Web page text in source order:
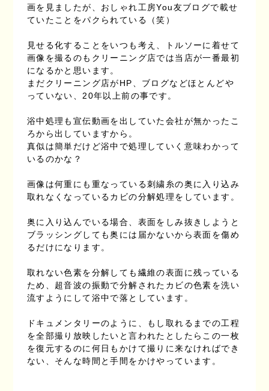
画を見ましたが、おしゃれ工房You友ブログで載せ
ていたことをパクられている（笑）
見せる化することをいつも考え、トルソーに着せて
画像を撮るのもクリーニング店では当店が一番最初
になるかと思います。
まだクリーニング店がHP、ブログなどほとんどや
っていない、20年以上前の事です。
浴中処理も宣伝動画を出していた会社が無かったこ
ろから出していますから。
真似は簡単だけど浴中で処理していく意味わかって
いるのかな？
画像は何重にも重なっている刺繍糸の奥に入り込み
取れなくなっているカビの分解処理をしています。
奥に入り込んでいる場合、表面をしみ抜きしようと
ブラッシングしても奥には届かないから表面を傷め
るだけになります。
取れない色素を分解しても繊維の表面に残っている
ため、超音波の振動で分解されたカビの色素を洗い
流すようにして浴中で落としています。
ドキュメンタリーのように、もし取れるまでの工程
を全部撮り放映したいと言われたとしたらこの一枚
を復元するのに何日もかけて撮りに来なければでき
ない、そんな時間と手間をかけやっています。